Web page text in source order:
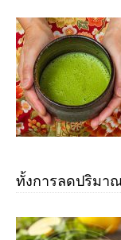
ทั้งการลดปริมา